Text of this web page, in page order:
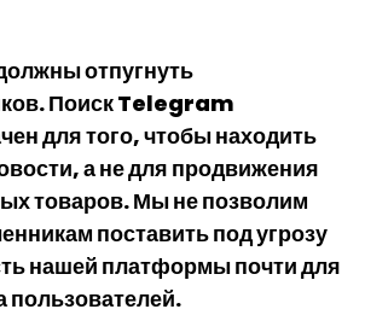
отпугнуть
Поиск Telegram
для того, чтобы находить
а не для продвижения
товаров. Мы не позволим
поставить под угрозу
нашей платформы почти для
пользователей.